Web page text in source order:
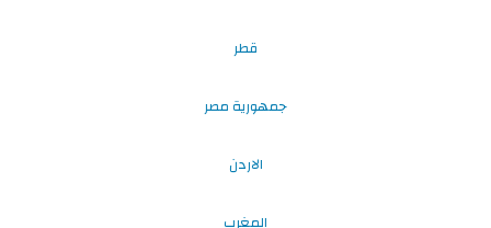
قطر
جمهورية مصر
الاردن
المغرب